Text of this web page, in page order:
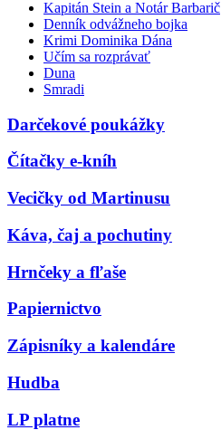
Kapitán Stein a Notár Barbarič
Denník odvážneho bojka
Krimi Dominika Dána
Učím sa rozprávať
Duna
Smradi
Darčekové poukážky
Čítačky e-kníh
Vecičky od Martinusu
Káva, čaj a pochutiny
Hrnčeky a fľaše
Papiernictvo
Zápisníky a kalendáre
Hudba
LP platne